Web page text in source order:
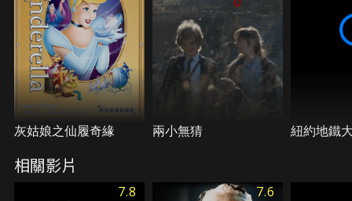
灰姑娘之仙履奇緣 兩小無猜 紐約地鐵
相關影片
7.8 7.6